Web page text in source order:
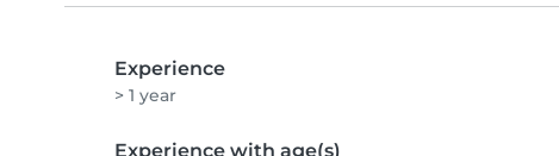
Experience
> 1 year
Experience with age(s)